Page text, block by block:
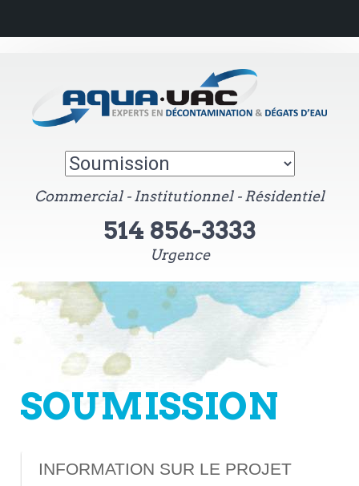
Commercial - Institutionnel - Résidentiel
514 856-3333
Urgence
SOUMISSION
INFORMATION SUR LE PROJET